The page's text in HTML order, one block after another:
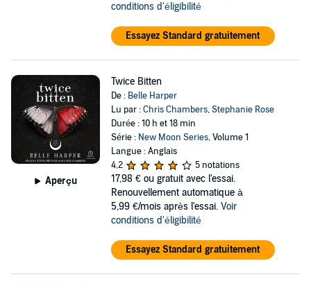
conditions d'éligibilité
Essayez Standard gratuitement
Aperçu
Twice Bitten
De : Belle Harper
Lu par :Chris Chambers,Stephanie Rose
Durée : 10 h et 18 min
Série : New Moon Series, Volume 1
Langue : Anglais
4,2
5 notations
17,98 € ou gratuit avec l'essai.
Renouvellement automatique à
5,99 €/mois après l'essai. Voir
conditions d'éligibilité
Essayez Standard gratuitement